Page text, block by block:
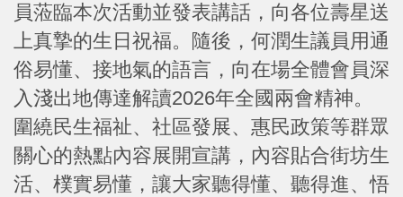
員蒞臨本次活動並發表講話，向各位壽星送
上真摯的生日祝福。隨後，何潤生議員用通
俗易懂、接地氣的語言，向在場全體會員深
入淺出地傳達解讀2026年全國兩會精神。
圍繞民生福祉、社區發展、惠民政策等群眾
關心的熱點內容展開宣講，內容貼合街坊生
活、樸實易懂，讓大家聽得懂、聽得進、悟